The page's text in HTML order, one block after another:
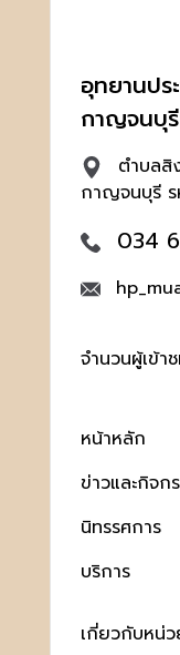
อุทยานปร
กาญจนบุรี
ตำบลสิ
กาญจนบุรี
034
จำนวนผู้เข้า
หน้าหลัก
ข่าวและกิจก
นิทรรศการ
บริการ
เกี่ยวกับหน่